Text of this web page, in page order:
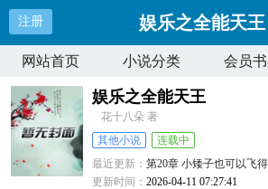
注册 娱乐之全能天王
网站首页 小说分类 会员
娱乐之全能天王
花十八朵 著
其他小说
连载中
最近更新：第20章 小矮子也可以飞
更新时间：2026-04-11 07:27:41